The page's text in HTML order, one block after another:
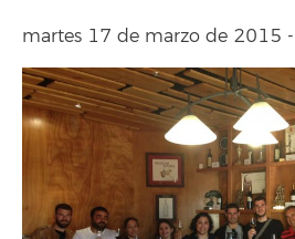
martes 17 de marzo de 2015